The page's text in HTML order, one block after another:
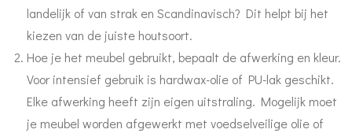
landelijk of van strak en Scandinavisch? Dit helpt bij het
kiezen van de juiste houtsoort.
Hoe je het meubel gebruikt, bepaalt de afwerking en kleur.
Voor intensief gebruik is hardwax-olie of PU-lak geschikt.
Elke afwerking heeft zijn eigen uitstraling. Mogelijk moet
je meubel worden afgewerkt met voedselveilige olie of